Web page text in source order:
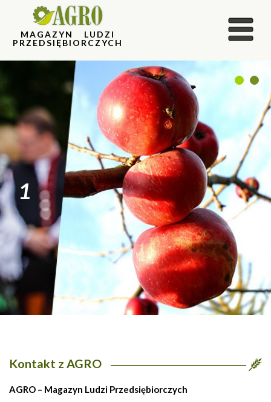
MAGAZYN LUDZI
PRZEDSIĘBIORCZYCH
1
1 2
Kontakt z AGRO
AGRO – Magazyn Ludzi Przedsiębiorczych